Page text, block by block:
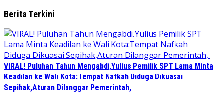
Berita Terkini
VIRAL! Puluhan Tahun Mengabdi,Yulius Pemilik SPT Lama Minta
Keadilan ke Wali Kota:Tempat Nafkah Diduga Dikuasai
Sepihak,Aturan Dilanggar Pemerintah,